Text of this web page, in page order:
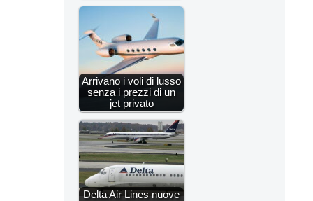
Arrivano i voli di lusso
senza i prezzi di un
jet privato
Delta Air Lines nuove